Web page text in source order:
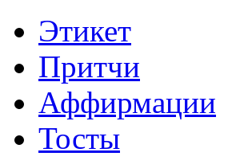
Этикет
Притчи
Аффирмации
Тосты